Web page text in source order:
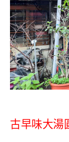
古早味大湯